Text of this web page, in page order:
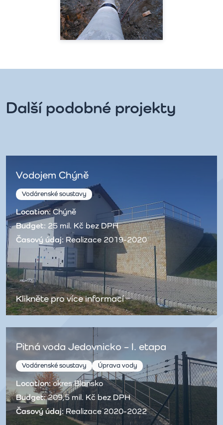
Další podobné projekty
Vodojem Chýně
Vodárenské soustavy
Location:Chýně
Budget: 25 mil. Kč bez DPH
Časový údaj: Realizace 2019-2020
Klikněte pro více informací
Pitná voda Jedovnicko – I. etapa
Vodárenské soustavy Úprava vody
Location:okres Blansko
Budget:209,5 mil. Kč bez DPH
Časový údaj: Realizace 2020-2022